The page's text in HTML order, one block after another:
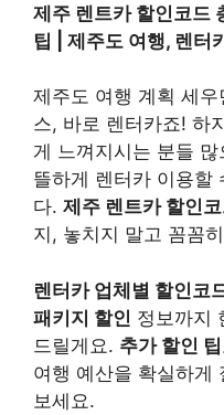
제주 렌트카 할인코드
팁 | 제주도 여행, 렌터
제주도 여행 계획 세
스, 바로 렌터카죠! 하
게 느껴지시는 분들
뜰하게 렌터카 이용할
다. 제주 렌트카 할인
지, 놓치지 말고 꼼꼼
렌터카 업체별 할인코
패키지 할인 정보까지
드릴게요. 추가 할인 팁
여행 예산을 확실하게
보세요.